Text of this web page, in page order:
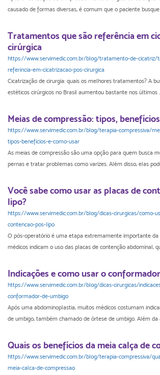
causado de formas diversas, é comum que o paciente
Tratamentos que são referência em
cirúrgica
https://www.servimedic.com.br/blog/tratamento-de-cicatriz/
referincia-em-cicatrizacao-pos-cirurgica
Cicatrização de cirurgia: quais os melhores tratamentos? A
estéticos cirúrgicos no Brasil aumentou bastante nos últimos
Meias de compressão: tipos,
https://www.servimedic.com.br/blog/terapia-compressiva/
tipos-beneficios-e-como-usar
As meias de compressão são uma opção para quem busca
pernas e tratar problemas como varizes. Além disso, elas
Você sabe como usar as placas de
lipo?
https://www.servimedic.com.br/blog/dicas-cirurgicas/como-
contencao-pos-lipo
O pós-operatório é uma etapa extremamente importante da
médicos indicam o uso das placas de contenção abdominal,
Indicações e como usar o
https://www.servimedic.com.br/blog/dicas-cirurgicas/
conformador-de-umbigo
Após uma abdominoplastia, muitos médicos costumam
de umbigo, também chamado de órtese de umbigo. Além da
Quais os benefícios da meia calça de
https://www.servimedic.com.br/blog/terapia-compressiva/
meia-calca-de-compressao